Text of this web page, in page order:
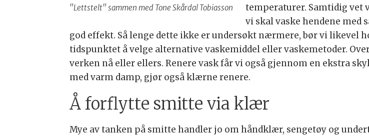
"Lettstelt" sammen med Tone Skårdal Tobiasson
temperaturer. Samtidig vet
vi skal vaske hendene med
god effekt. Så lenge dette ikke er undersøkt nærmere, bør vi likevel
tidspunktet å velge alternative vaskemiddel eller vaskemetoder.
verken nå eller ellers. Renere vask får vi også gjennom en ekstra
med varm damp, gjør også klærne renere.
Å forflytte smitte via klær
Mye av tanken på smitte handler jo om håndklær, sengetøy og